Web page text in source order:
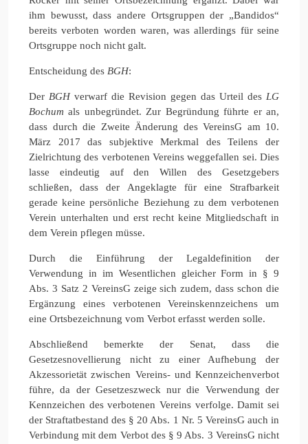
ihm bewusst, dass andere Ortsgruppen der „Bandidos“
bereits verboten worden waren, was allerdings für seine
Ortsgruppe noch nicht galt.
Entscheidung des BGH:
Der BGHverwarf die Revision gegen das Urteil des LG
Bochum als unbegründet. Zur Begründung führte er an,
dass durch die Zweite Änderung des VereinsG am 10.
März 2017 das subjektive Merkmal des Teilens der
Zielrichtung des verbotenen Vereins weggefallen sei. Dies
lasse eindeutig auf den Willen des Gesetzgebers
schließen, dass der Angeklagte für eine Strafbarkeit
gerade keine persönliche Beziehung zu dem verbotenen
Verein unterhalten und erst recht keine Mitgliedschaft in
dem Verein pflegen müsse.
Durch die Einführung der Legaldefinition der
Verwendung in im Wesentlichen gleicher Form in § 9
Abs. 3 Satz 2 VereinsG zeige sich zudem, dass schon die
Ergänzung eines verbotenen Vereinskennzeichens um
eine Ortsbezeichnung vom Verbot erfasst werden solle.
Abschließend bemerkte der Senat, dass die
Gesetzesnovellierung nicht zu einer Aufhebung der
Akzessorietät zwischen Vereins- und Kennzeichenverbot
führe, da der Gesetzeszweck nur die Verwendung der
Kennzeichen des verbotenen Vereins verfolge. Damit sei
der Straftatbestand des § 20 Abs. 1 Nr. 5 VereinsG auch in
Verbindung mit dem Verbot des § 9 Abs. 3 VereinsG nicht